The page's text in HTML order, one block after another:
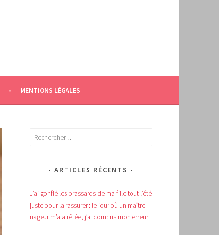
MENTIONS LÉGALES
Rechercher :
ARTICLES RÉCENTS
J’ai gonflé les brassards de ma fille tout l’été
juste pour la rassurer : le jour où un maître-
nageur m’a arrêtée, j’ai compris mon erreur